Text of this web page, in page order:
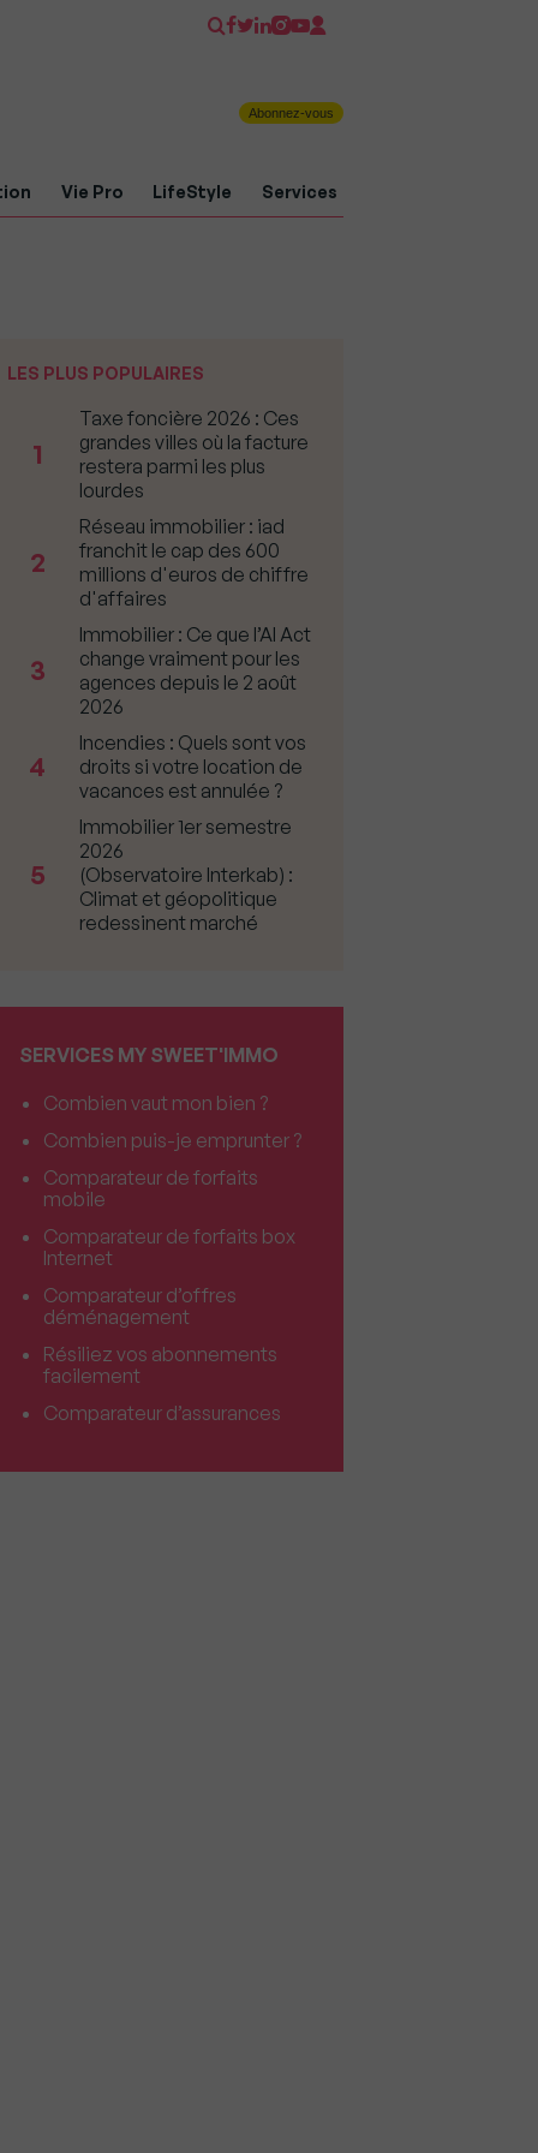
Abonnez-vous
Vie Pro LifeStyle Services
LES PLUS POPULAIRES
1
Taxe foncière 2026 : Ces
grandes villes où la facture
restera parmi les plus
lourdes
2
Réseau immobilier : iad
franchit le cap des 600
millions d'euros de chiffre
d'affaires
3
Immobilier : Ce que l’AI Act
change vraiment pour les
agences depuis le 2 août
2026
4
Incendies : Quels sont vos
droits si votre location de
vacances est annulée ?
5
Immobilier 1er semestre
2026
(Observatoire Interkab) :
Climat et géopolitique
redessinent marché
SERVICES MY SWEET'IMMO
Combien vaut mon bien ?
Combien puis-je emprunter ?
Comparateur de forfaits
mobile
Comparateur de forfaits box
Internet
Comparateur d’offres
déménagement
Résiliez vos abonnements
facilement
Comparateur d’assurances